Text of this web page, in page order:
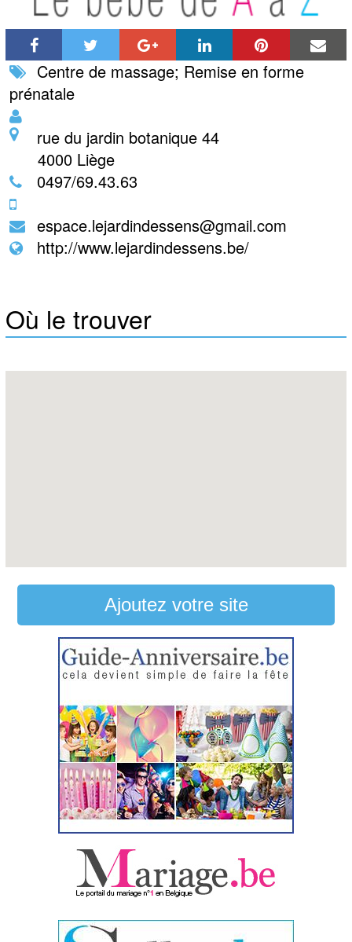
Centre de massage; Remise en forme
prénatale
rue du jardin botanique 44
4000 Liège
0497/69.43.63
espace.lejardindessens@gmail.com
http://www.lejardindessens.be/
Où le trouver
Ajoutez votre site